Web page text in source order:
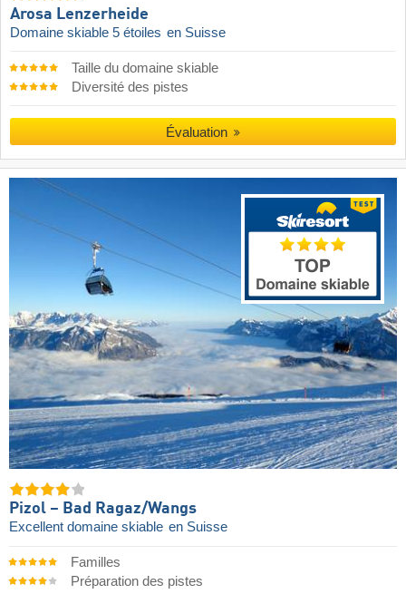
Arosa Lenzerheide
Domaine skiable 5 étoiles en Suisse
Taille du domaine skiable
Diversité des pistes
Évaluation
Pizol – Bad Ragaz/​Wangs
Excellent domaine skiable en Suisse
Familles
Préparation des pistes